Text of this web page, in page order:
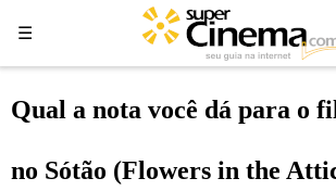
☰
Qual a nota você dá para o
no Sótão (Flowers in the
☰